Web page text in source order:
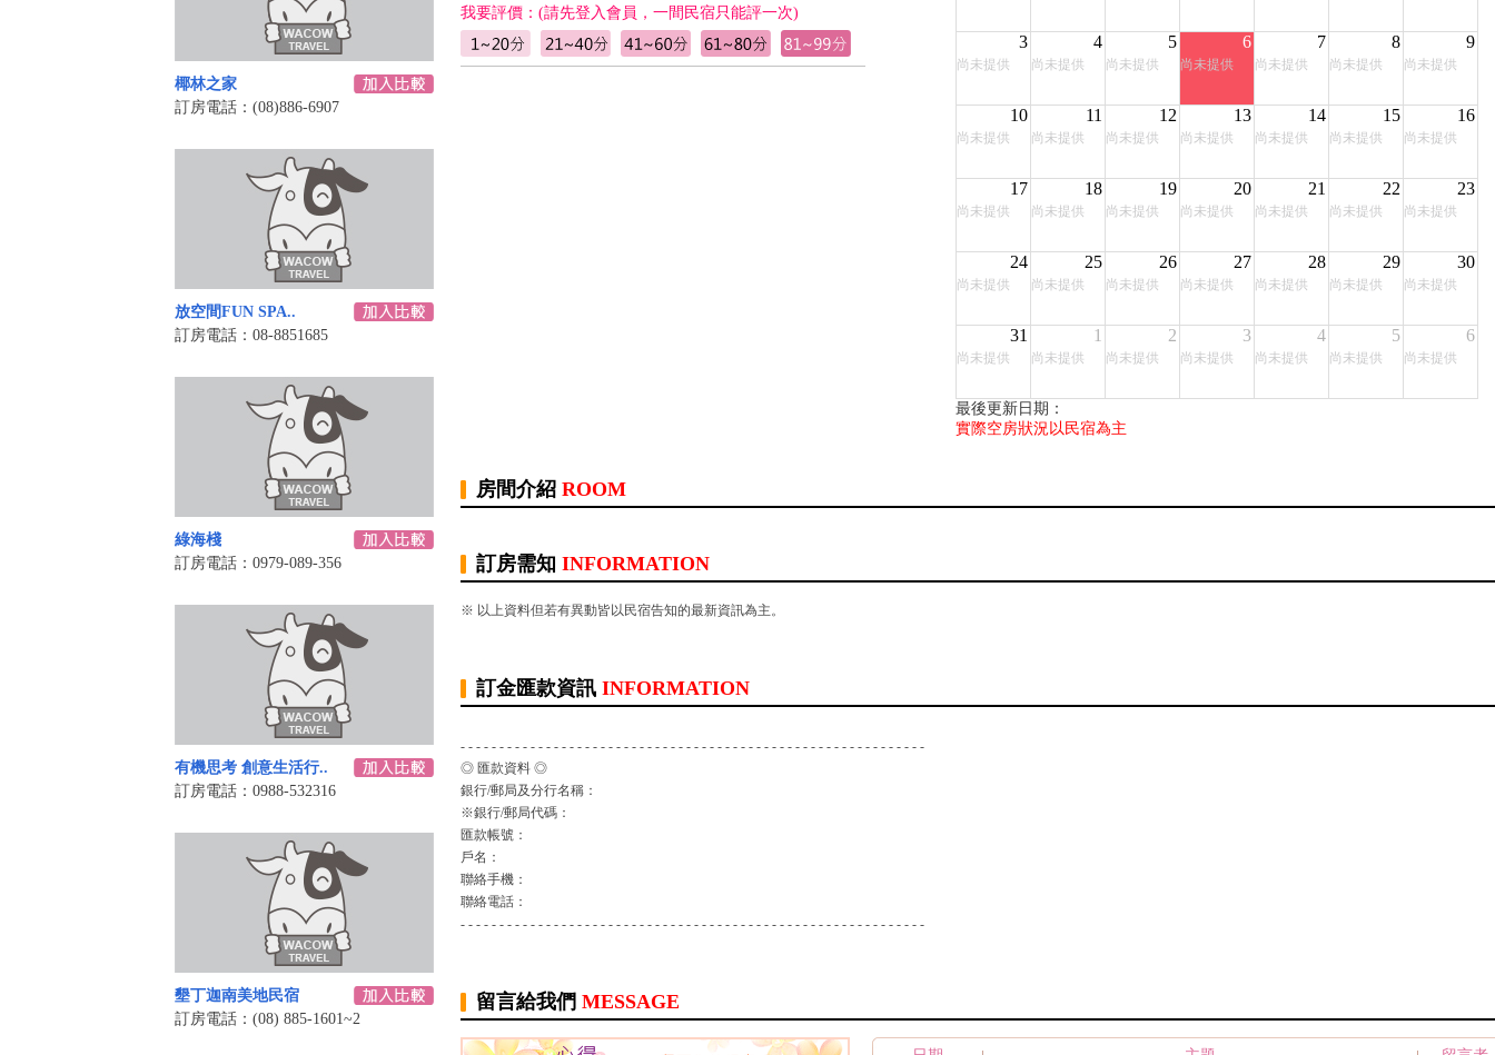
椰林之家
訂房電話：(08)886-6907
放空間FUN SPA..
訂房電話：08-8851685
綠海棧
訂房電話：0979-089-356
有機思考 創意生活行..
訂房電話：0988-532316
墾丁迦南美地民宿
訂房電話：(08) 885-1601~2
我要評價：(請先登入會員，一間民宿只能評一次)
3
尚未提供
4
尚未提供
5
尚未提供
6
尚未提供
7
尚未提供
8
尚未提供
9
尚未提供
10
尚未提供
11
尚未提供
12
尚未提供
13
尚未提供
14
尚未提供
15
尚未提供
16
尚未提供
17
尚未提供
18
尚未提供
19
尚未提供
20
尚未提供
21
尚未提供
22
尚未提供
23
尚未提供
24
尚未提供
25
尚未提供
26
尚未提供
27
尚未提供
28
尚未提供
29
尚未提供
30
尚未提供
31
尚未提供
1
尚未提供
2
尚未提供
3
尚未提供
4
尚未提供
5
尚未提供
6
尚未提供
最後更新日期：
實際空房狀況以民宿為主
房間介紹 ROOM
訂房需知 INFORMATION
※ 以上資料但若有異動皆以民宿告知的最新資訊為主。
訂金匯款資訊 INFORMATION
- - - - - - - - - - - - - - - - - - - - - - - - - - - - - - - - - - - - - - - - - - - - - - - - - - - - - - - - - - - -
◎ 匯款資料 ◎
銀行/郵局及分行名稱：
※銀行/郵局代碼：
匯款帳號：
戶名：
聯絡手機：
聯絡電話：
- - - - - - - - - - - - - - - - - - - - - - - - - - - - - - - - - - - - - - - - - - - - - - - - - - - - - - - - - - - -
留言給我們 MESSAGE